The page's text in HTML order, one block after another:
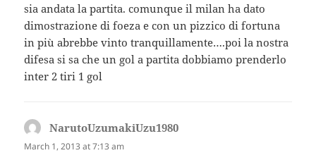
sia andata la partita. comunque il milan ha dato
dimostrazione di foeza e con un pizzico di fortuna
in più abrebbe vinto tranquillamente….poi la nostra
difesa si sa che un gol a partita dobbiamo prenderlo
inter 2 tiri 1 gol
NarutoUzumakiUzu1980
March 1, 2013 at 7:13 am